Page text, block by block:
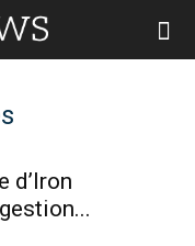
d’Iron